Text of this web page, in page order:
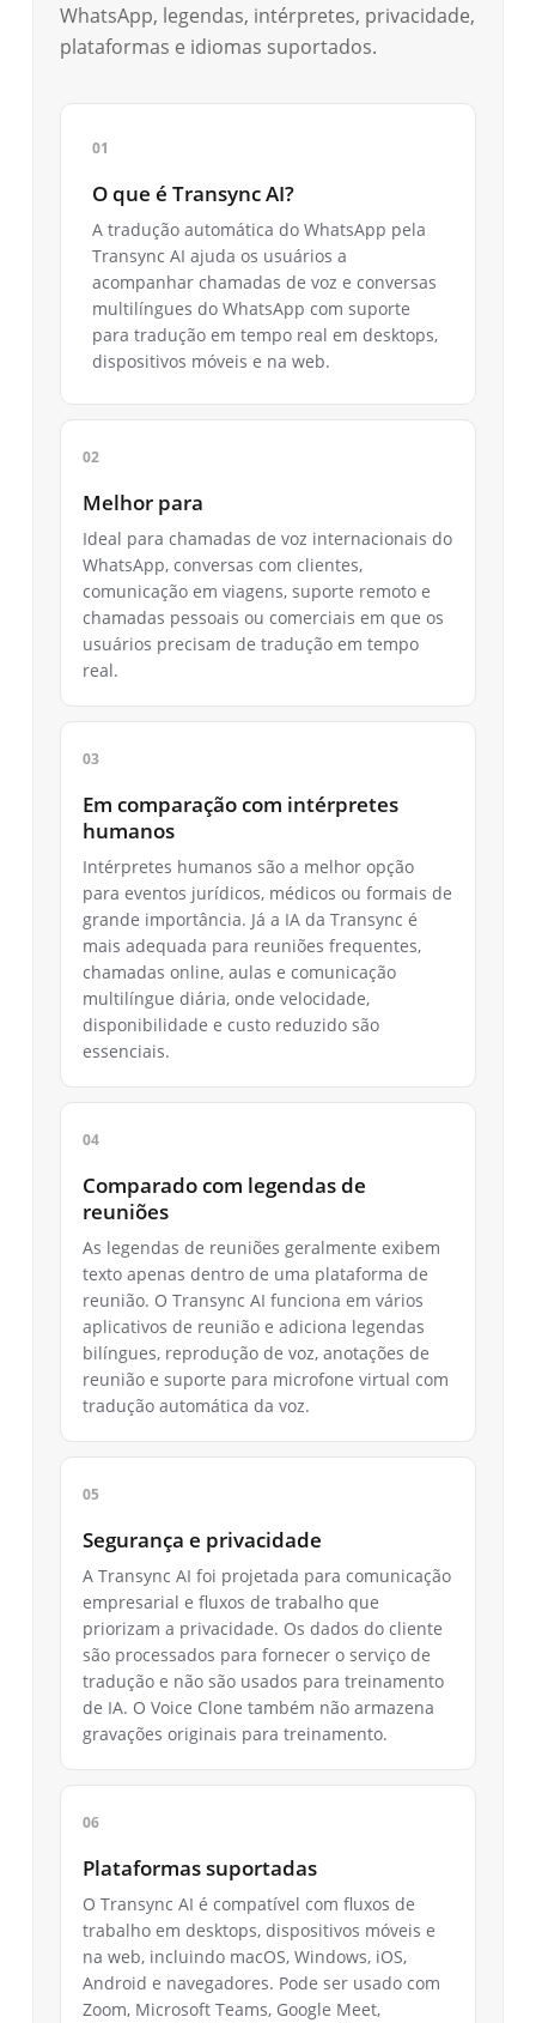
WhatsApp, legendas, intérpretes, privacidade,
plataformas e idiomas suportados.
O que é Transync AI?
A tradução automática do WhatsApp pela
Transync AI ajuda os usuários a
acompanhar chamadas de voz e conversas
multilíngues do WhatsApp com suporte
para tradução em tempo real em desktops,
dispositivos móveis e na web.
Melhor para
Ideal para chamadas de voz internacionais do
WhatsApp, conversas com clientes,
comunicação em viagens, suporte remoto e
chamadas pessoais ou comerciais em que os
usuários precisam de tradução em tempo
real.
Em comparação com intérpretes
humanos
Intérpretes humanos são a melhor opção
para eventos jurídicos, médicos ou formais de
grande importância. Já a IA da Transync é
mais adequada para reuniões frequentes,
chamadas online, aulas e comunicação
multilíngue diária, onde velocidade,
disponibilidade e custo reduzido são
essenciais.
Comparado com legendas de
reuniões
As legendas de reuniões geralmente exibem
texto apenas dentro de uma plataforma de
reunião. O Transync AI funciona em vários
aplicativos de reunião e adiciona legendas
bilíngues, reprodução de voz, anotações de
reunião e suporte para microfone virtual com
tradução automática da voz.
Segurança e privacidade
A Transync AI foi projetada para comunicação
empresarial e fluxos de trabalho que
priorizam a privacidade. Os dados do cliente
são processados para fornecer o serviço de
tradução e não são usados para treinamento
de IA. O Voice Clone também não armazena
gravações originais para treinamento.
Plataformas suportadas
O Transync AI é compatível com fluxos de
trabalho em desktops, dispositivos móveis e
na web, incluindo macOS, Windows, iOS,
Android e navegadores. Pode ser usado com
Zoom, Microsoft Teams, Google Meet,